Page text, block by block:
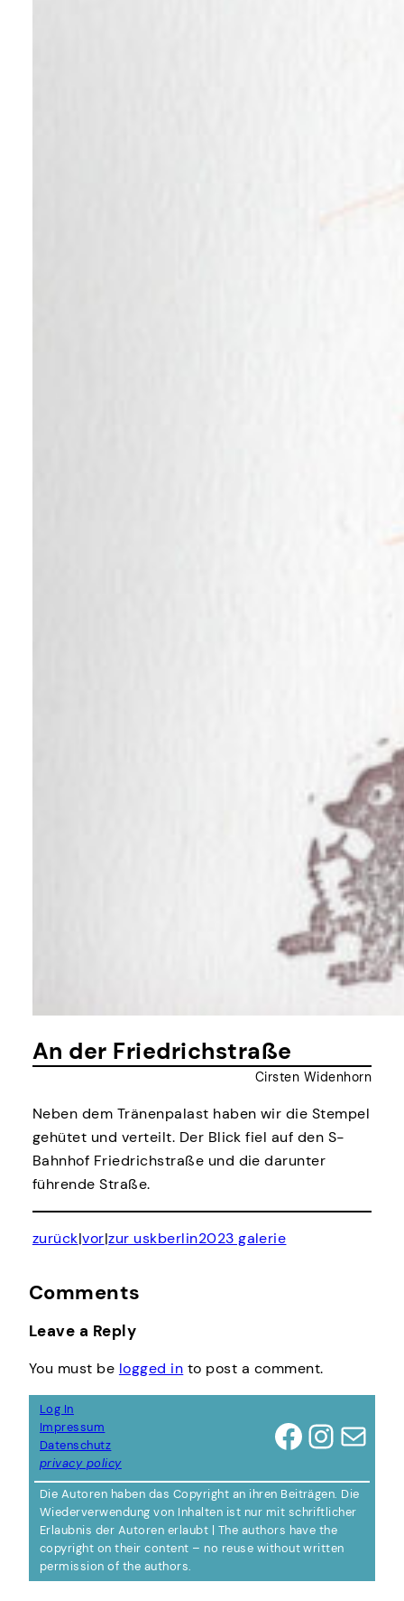
An der Friedrichstraße
Cirsten Widenhorn
Neben dem Tränenpalast haben wir die Stempel
gehütet und verteilt. Der Blick fiel auf den S-
Bahnhof Friedrichstraße und die darunter
führende Straße.
zurück|vor|zur uskberlin2023 galerie
Comments
Leave a Reply
You must be logged in to post a comment.
Log In
Impressum
Datenschutz
privacy policy
Facebook InstagramMail
Die Autoren haben das Copyright an ihren Beiträgen. Die
Wiederverwendung von Inhalten ist nur mit schriftlicher
Erlaubnis der Autoren erlaubt | The authors have the
copyright on their content – no reuse without written
permission of the authors.